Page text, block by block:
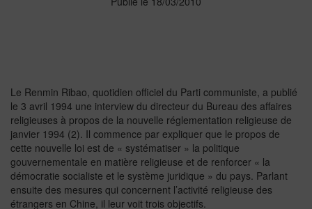
Le Renmin Ribao, quotidien officiel du Parti communiste, a publié
le 3 avril 1994 une interview du directeur du Bureau des affaires
religieuses à propos de la nouvelle réglementation religieuse de
janvier 1994 (2). Il commence par expliquer que le propos de
cette nouvelle loi est de « systématiser » la politique
gouvernementale en matière religieuse et de renforcer « la
démocratie socialiste et le système juridique » du pays. Parlant
ensuite des mesures qui concernent l’activité religieuse des
étrangers en Chine, il leur voit trois objectifs.